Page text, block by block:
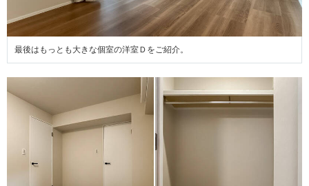
最後はもっとも大きな個室の洋室Ｄをご紹介。